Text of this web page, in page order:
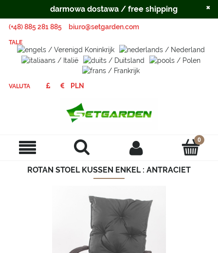
(+48) 885 281 885 biuro@setgarden.com
TALE
VALUTA
ROTAN STOEL KUSSEN ENKEL : ANTRACIET
darmowa dostawa / free shipping ×